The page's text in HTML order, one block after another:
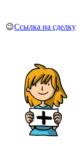
😉Ссылка на сделку